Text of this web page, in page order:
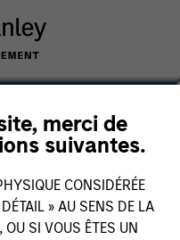
merci de
suivantes.
CONSIDÉRÉE
» AU SENS DE LA
OU SI VOUS ÊTES UN
CFA